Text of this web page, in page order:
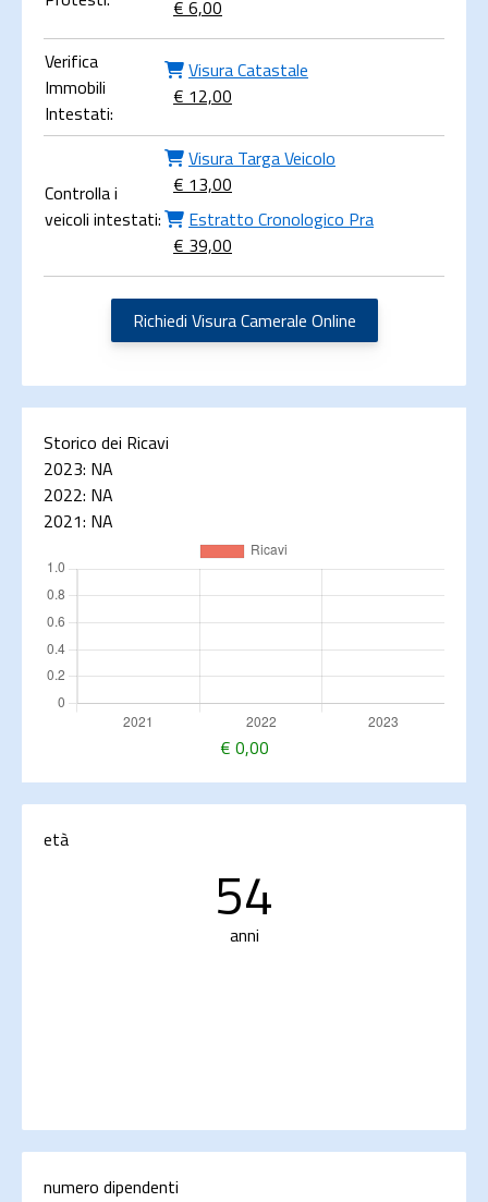
€ 6,00
Verifica
Immobili
Intestati:
Visura Catastale
€ 12,00
Controlla i
veicoli intestati:
Visura Targa Veicolo
€ 13,00
Estratto Cronologico Pra
€ 39,00
Richiedi Visura Camerale Online
Storico dei Ricavi
2023: NA
2022: NA
2021: NA
€ 0,00
età
54
anni
numero dipendenti